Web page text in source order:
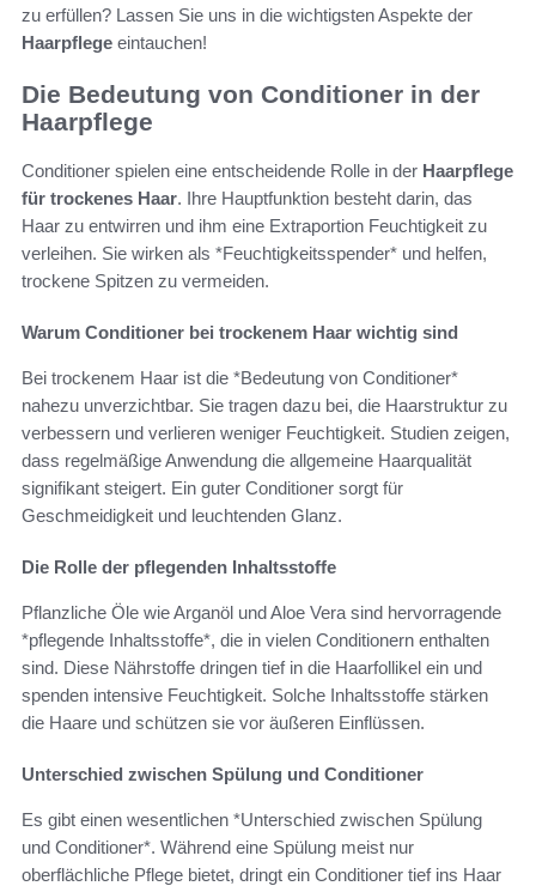
zu erfüllen? Lassen Sie uns in die wichtigsten Aspekte der
Haarpflege eintauchen!
Die Bedeutung von Conditioner in der
Haarpflege
Conditioner spielen eine entscheidende Rolle in der Haarpflege
für trockenes Haar. Ihre Hauptfunktion besteht darin, das
Haar zu entwirren und ihm eine Extraportion Feuchtigkeit zu
verleihen. Sie wirken als *Feuchtigkeitsspender* und helfen,
trockene Spitzen zu vermeiden.
Warum Conditioner bei trockenem Haar wichtig sind
Bei trockenem Haar ist die *Bedeutung von Conditioner*
nahezu unverzichtbar. Sie tragen dazu bei, die Haarstruktur zu
verbessern und verlieren weniger Feuchtigkeit. Studien zeigen,
dass regelmäßige Anwendung die allgemeine Haarqualität
signifikant steigert. Ein guter Conditioner sorgt für
Geschmeidigkeit und leuchtenden Glanz.
Die Rolle der pflegenden Inhaltsstoffe
Pflanzliche Öle wie Arganöl und Aloe Vera sind hervorragende
*pflegende Inhaltsstoffe*, die in vielen Conditionern enthalten
sind. Diese Nährstoffe dringen tief in die Haarfollikel ein und
spenden intensive Feuchtigkeit. Solche Inhaltsstoffe stärken
die Haare und schützen sie vor äußeren Einflüssen.
Unterschied zwischen Spülung und Conditioner
Es gibt einen wesentlichen *Unterschied zwischen Spülung
und Conditioner*. Während eine Spülung meist nur
oberflächliche Pflege bietet, dringt ein Conditioner tief ins Haar